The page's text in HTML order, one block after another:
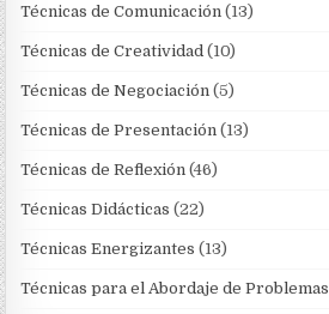
Técnicas de Comunicación (13)
Técnicas de Creatividad (10)
Técnicas de Negociación (5)
Técnicas de Presentación (13)
Técnicas de Reflexión (46)
Técnicas Didácticas (22)
Técnicas Energizantes (13)
Técnicas para el Abordaje de Problemas